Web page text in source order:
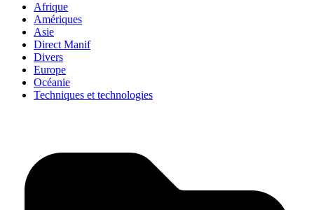
Afrique
Amériques
Asie
Direct Manif
Divers
Europe
Océanie
Techniques et technologies